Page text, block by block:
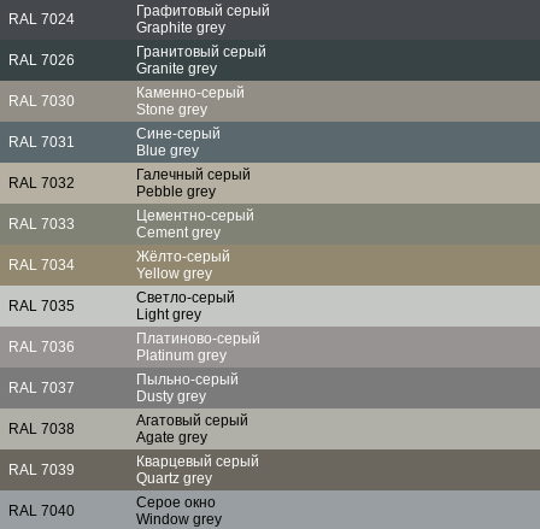
RAL 7024
Графитовый серый
Graphite grey
RAL 7026
Гранитовый серый
Granite grey
RAL 7030
Каменно-серый
Stone grey
RAL 7031
Сине-серый
Blue grey
RAL 7032
Галечный серый
Pebble grey
RAL 7033
Цементно-серый
Cement grey
RAL 7034
Жёлто-серый
Yellow grey
RAL 7035
Светло-серый
Light grey
RAL 7036
Платиново-серый
Platinum grey
RAL 7037
Пыльно-серый
Dusty grey
RAL 7038
Агатовый серый
Agate grey
RAL 7039
Кварцевый серый
Quartz grey
RAL 7040
Серое окно
Window grey